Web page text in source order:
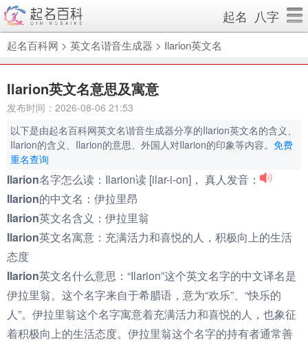
起名 八字
起名百科网 > 英文名谐音生成器 > Ilarion英文名
Ilarion英文名意思及寓意
发布时间：2026-08-06 21:53
以下是由起名百科网英文名谐音生成器分享的Ilarion英文名的含义、
Ilarion的含义、Ilarion的意思、外国人对Ilarion的印象等内容。 免费
重名查询
Ilarion名字怎么读： Ilarion读 [ilar-i-on]， 真人发音：
Ilarion的中文名： 伊拉里昂
Ilarion英文名含义： 伊拉里翁
Ilarion英文名寓意： 充满活力和喜悦的人，积极向上的生活
态度
Ilarion英文名什么意思： “Ilarion”这个英文名字的中文译名是
伊拉里翁。这个名字来自于希腊语，意为“欢乐”、“快乐的
人”。伊拉里翁这个名字寓意着充满活力和喜悦的人，也象征
着积极向上的生活态度。伊拉里翁这个名字的持有者通常善